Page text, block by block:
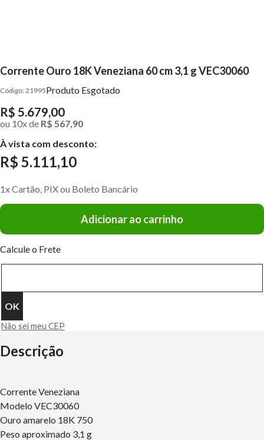
Corrente Ouro 18K Veneziana 60 cm 3,1 g VEC30060
21995Produto Esgotado
R$ 5.679,00
ou 10xde R$ 567,90
À vista com desconto:
R$ 5.111,10
1x Cartão, PIX ou Boleto Bancário
Adicionar ao carrinho
Calcule o Frete
Não sei meu CEP
Descrição
Corrente Veneziana
Modelo VEC30060
Ouro amarelo 18K 750
Peso aproximado 3,1 g